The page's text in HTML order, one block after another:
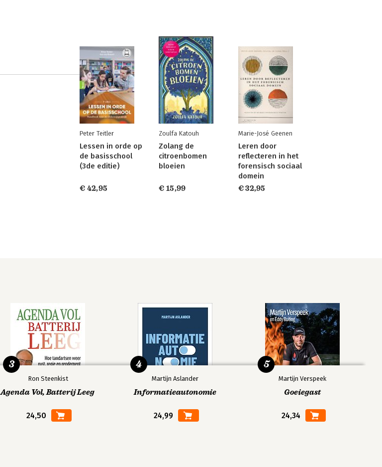
Peter Teitler
Lessen in orde op
de basisschool
(3de editie)
€ 42,95
Zoulfa Katouh
Zolang de
citroenbomen
bloeien
€ 15,99
Marie-José Geenen
Leren door
reflecteren in het
forensisch sociaal
domein
€ 32,95
Ron Steenkist
Agenda Vol, Batterij Leeg
24,50
3
Martijn Aslander
Informatieautonomie
24,99
4
Martijn Verspeek
Goeiegast
24,34
5